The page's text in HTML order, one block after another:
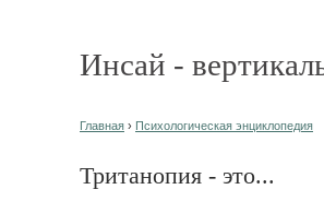
Инсай -
Главная › Психологическая энциклопедия
Тританопия - это...